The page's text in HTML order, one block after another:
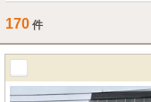
170 件